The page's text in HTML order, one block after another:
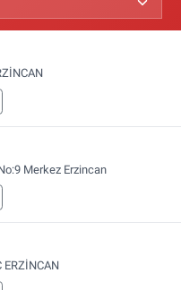
Merkez Erzincan
ERZİNCAN